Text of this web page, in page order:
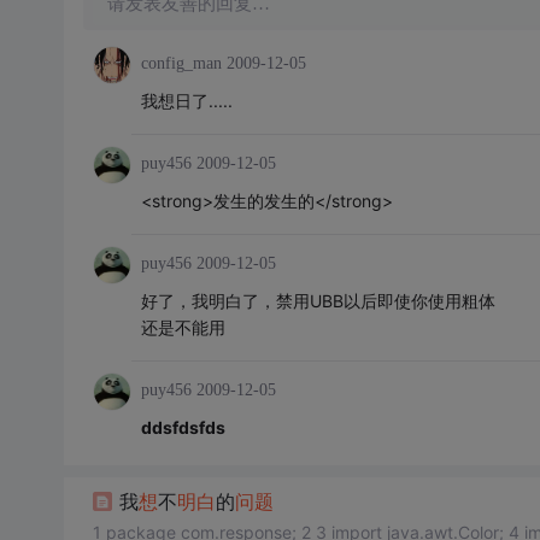
config_man 2009-12-05
我想日了.....
puy456 2009-12-05
<strong>发生的发生的</strong>
puy456 2009-12-05
好了，我明白了，禁用UBB以后即使你使用粗体
还是不能用
puy456 2009-12-05
ddsfdsfds
我想不明白 的问题
1 package com.response; 2 3 import java.awt.Color; 4 import java.awt.Font; 5 import java.awt.Graphics; 6 import java.awt.Graphi